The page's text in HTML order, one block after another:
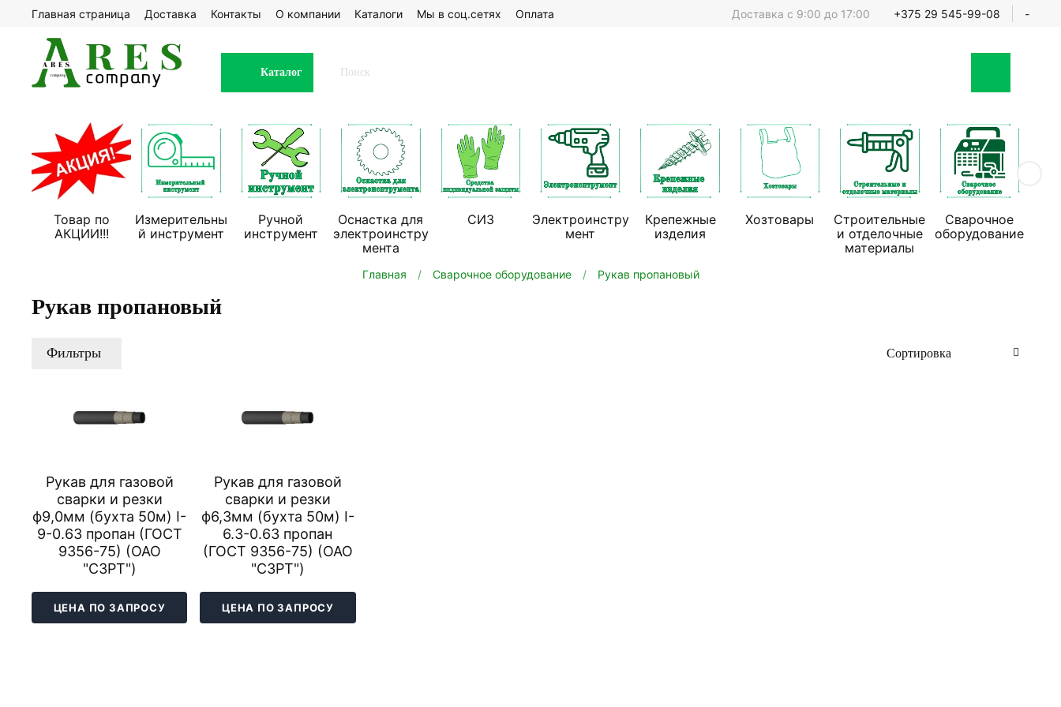
Главная страница Доставка Контакты О компании Каталоги Мы в соц.сетях Оплата Доставка с 9:00 до 17:00 +375 29 545-99-08 -
Каталог
Товар по
АКЦИИ!!!
Измерительны
й инструмент
Ручной
инструмент
Оснастка для
электроинстру
мента
СИЗ
Электроинстру
мент
Крепежные
изделия
Хозтовары
Строительные
и отделочные
материалы
Сварочное
оборудование
Главная Сварочное оборудование Рукав пропановый
Рукав пропановый
Фильтры
Рукав для газовой
сварки и резки
ф9,0мм (бухта 50м) I-
9-0.63 пропан (ГОСТ
9356-75) (ОАО
"СЗРТ")
ЦЕНА ПО ЗАПРОСУ
Рукав для газовой
сварки и резки
ф6,3мм (бухта 50м) I-
6.3-0.63 пропан
(ГОСТ 9356-75) (ОАО
"СЗРТ")
ЦЕНА ПО ЗАПРОСУ